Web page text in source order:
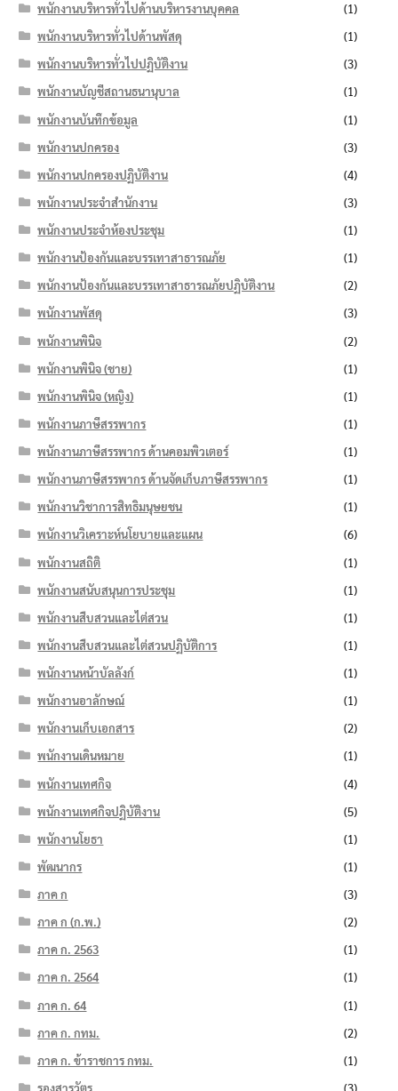
พนักงานบริหารทั่วไปด้านบริหารงานบุคคล
(1)
พนักงานบริหารทั่วไปด้านพัสดุ
(1)
พนักงานบริหารทั่วไปปฏิบัติงาน
(3)
พนักงานบัญชีสถานธนานุบาล
(1)
พนักงานบันทึกข้อมูล
(1)
พนักงานปกครอง
(3)
พนักงานปกครองปฏิบัติงาน
(4)
พนักงานประจำสำนักงาน
(3)
พนักงานประจำห้องประชุม
(1)
พนักงานป้องกันและบรรเทาสาธารณภัย
(1)
พนักงานป้องกันและบรรเทาสาธารณภัยปฏิบัติงาน
(2)
พนักงานพัสดุ
(3)
พนักงานพินิจ
(2)
พนักงานพินิจ (ชาย)
(1)
พนักงานพินิจ (หญิง)
(1)
พนักงานภาษีสรรพากร
(1)
พนักงานภาษีสรรพากร ด้านคอมพิวเตอร์
(1)
พนักงานภาษีสรรพากร ด้านจัดเก็บภาษีสรรพากร
(1)
พนักงานวิชาการสิทธิมนุษยชน
(1)
พนักงานวิเคราะห์นโยบายและแผน
(6)
พนักงานสถิติ
(1)
พนักงานสนับสนุนการประชุม
(1)
พนักงานสืบสวนและไต่สวน
(1)
พนักงานสืบสวนและไต่สวนปฏิบัติการ
(1)
พนักงานหน้าบัลลังก์
(1)
พนักงานอาลักษณ์
(1)
พนักงานเก็บเอกสาร
(2)
พนักงานเดินหมาย
(1)
พนักงานเทศกิจ
(4)
พนักงานเทศกิจปฏิบัติงาน
(5)
พนักงานโยธา
(1)
พัฒนากร
(1)
ภาค ก
(3)
ภาค ก (ก.พ.)
(2)
ภาค ก. 2563
(1)
ภาค ก. 2564
(1)
ภาค ก. 64
(1)
ภาค ก. กทม.
(2)
ภาค ก. ข้าราชการ กทม.
(1)
รองสารวัตร
(3)